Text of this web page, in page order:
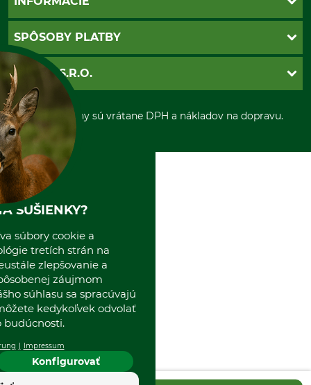
Newsletter
Nastavenia súborov cookie
Povinné údaje
Obchodné podmienky
Ochrana osobnych udajov
Otváracie hodiny
Zrušenie objednávky
SPÔSOBY PLATBY
Dobierka
Platba vopred
Sepa-inkaso
Osobný odber
GRUBE S.R.O.
O nás
Predajňa
Kolektív GRUBE
Naše pobočky v Európe
*Všetky ceny sú vrátane DPH a nákladov na dopravu.
SUŠIENKY?
súbory cookie a
tretích strán na
zlepšovanie a
záujmom
súhlasu sa spracúvajú
kedykoľvek odvolať
budúcnosti.
Impressum
Konfigurovať